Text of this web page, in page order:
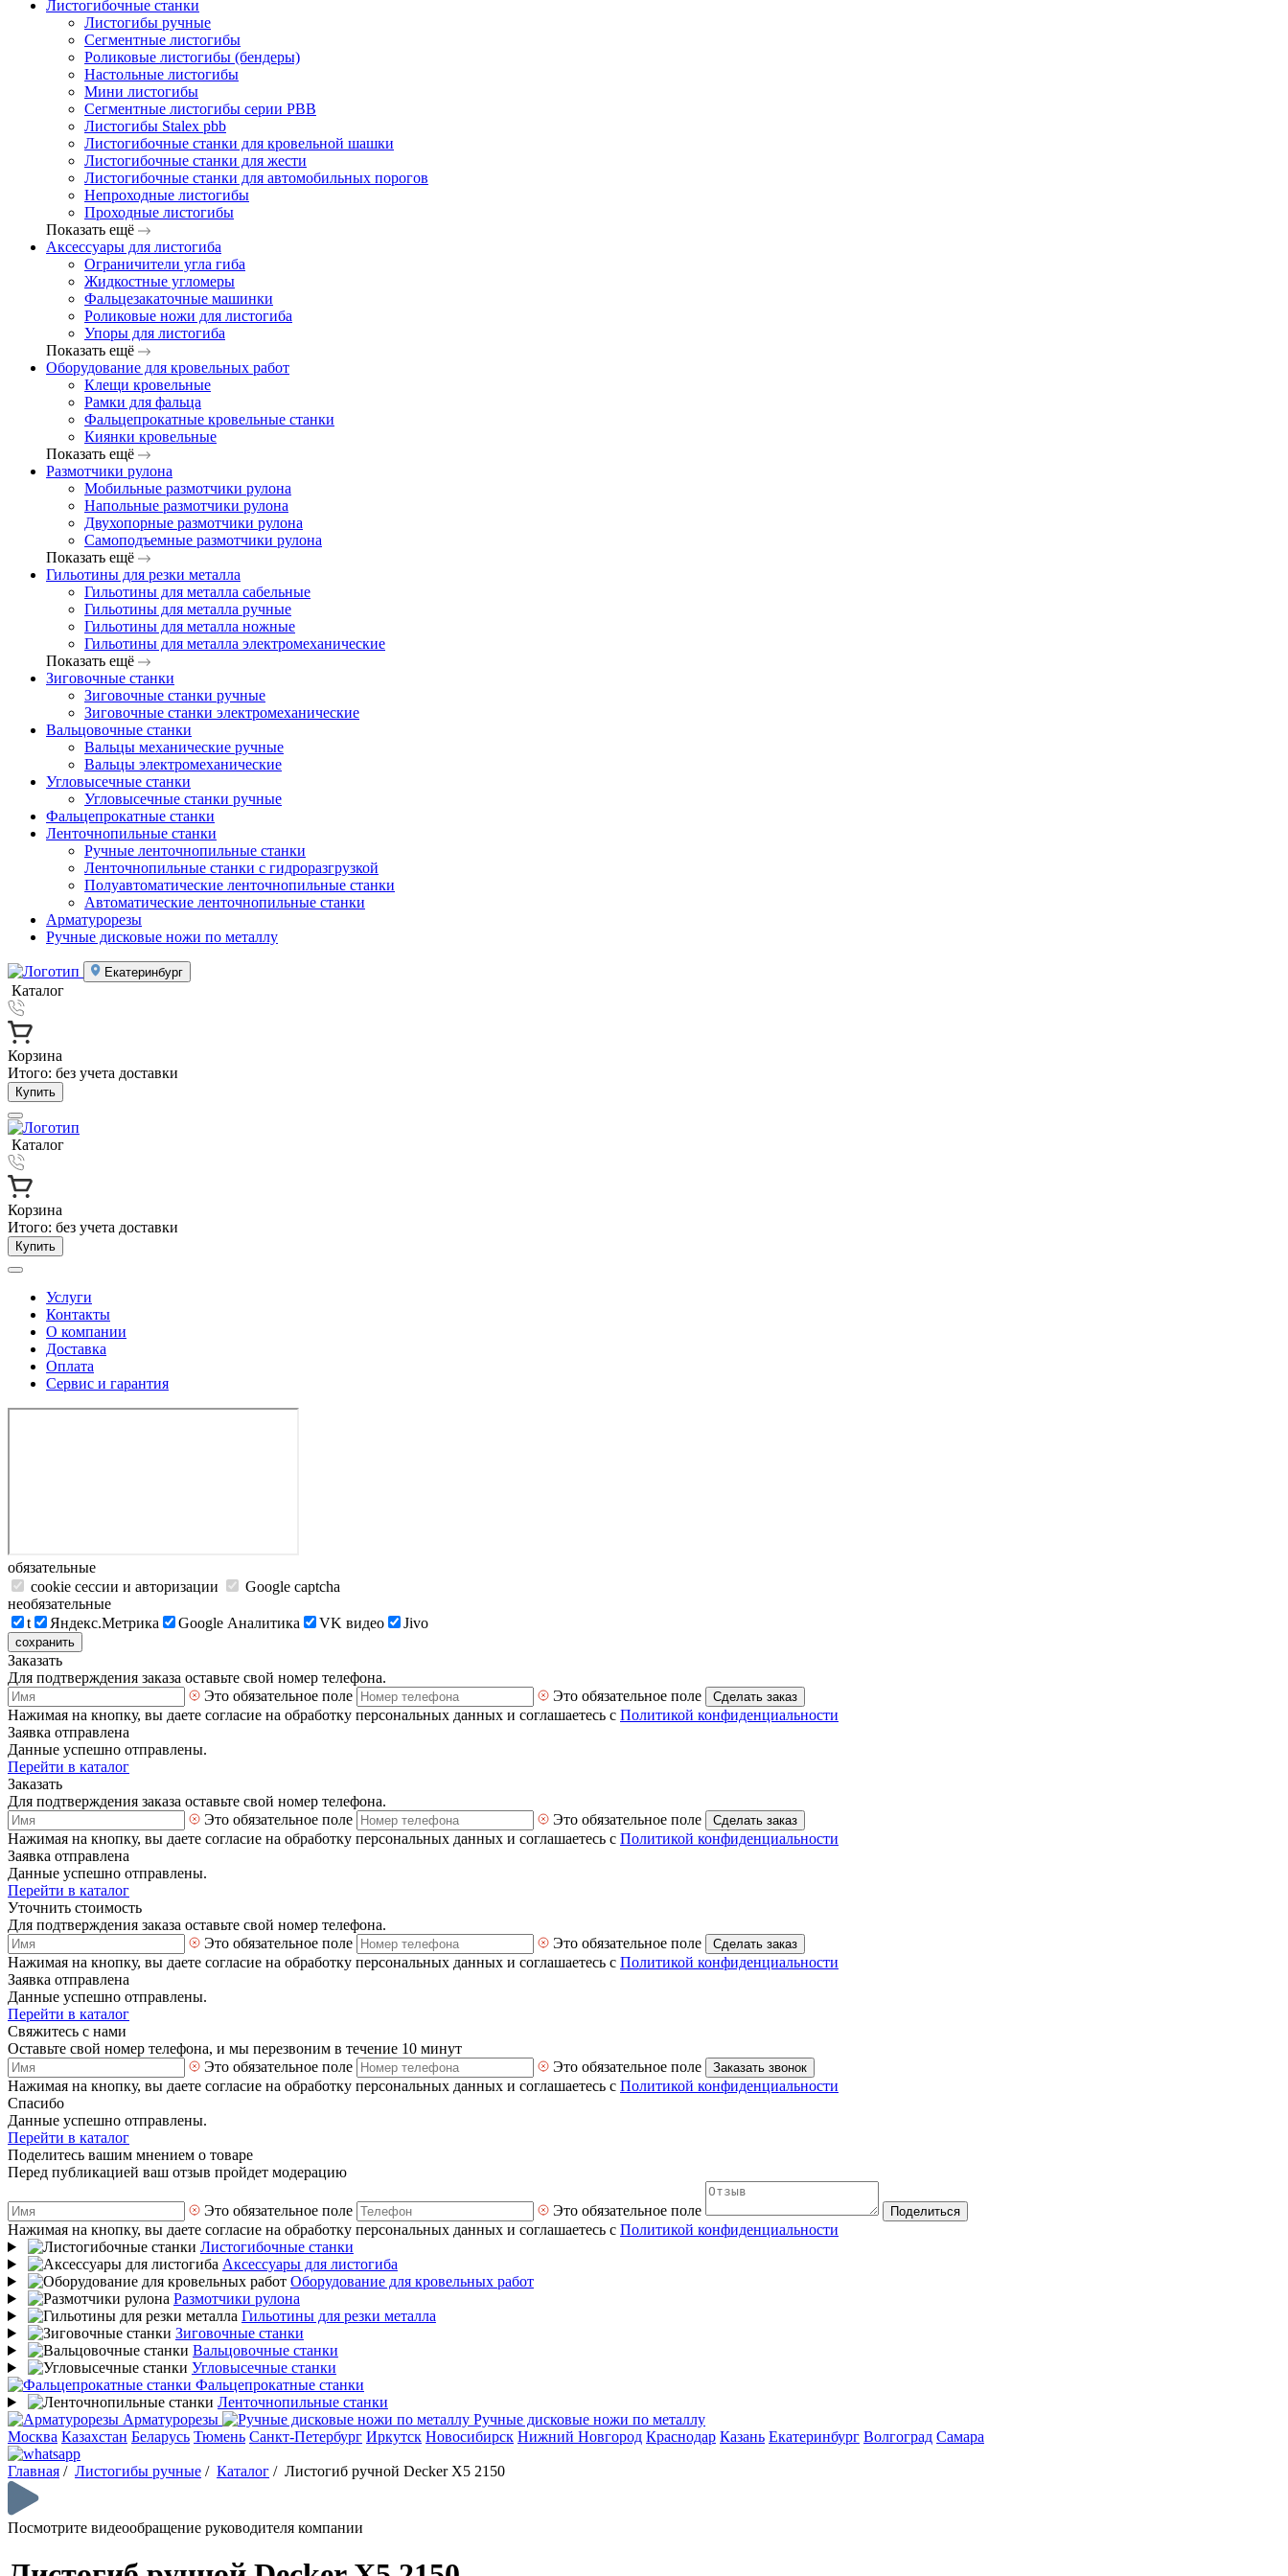
Листогибочные станки
Листогибы ручные
Сегментные листогибы
Роликовые листогибы (бендеры)
Настольные листогибы
Мини листогибы
Сегментные листогибы серии PBB
Листогибы Stalex pbb
Листогибочные станки для кровельной шашки
Листогибочные станки для жести
Листогибочные станки для автомобильных порогов
Непроходные листогибы
Проходные листогибы
Показать ещё
Аксессуары для листогиба
Ограничители угла гиба
Жидкостные угломеры
Фальцезакаточные машинки
Роликовые ножи для листогиба
Упоры для листогиба
Показать ещё
Оборудование для кровельных работ
Клещи кровельные
Рамки для фальца
Фальцепрокатные кровельные станки
Киянки кровельные
Показать ещё
Размотчики рулона
Мобильные размотчики рулона
Напольные размотчики рулона
Двухопорные размотчики рулона
Самоподъемные размотчики рулона
Показать ещё
Гильотины для резки металла
Гильотины для металла сабельные
Гильотины для металла ручные
Гильотины для металла ножные
Гильотины для металла электромеханические
Показать ещё
Зиговочные станки
Зиговочные станки ручные
Зиговочные станки электромеханические
Вальцовочные станки
Вальцы механические ручные
Вальцы электромеханические
Угловысечные станки
Угловысечные станки ручные
Фальцепрокатные станки
Ленточнопильные станки
Ручные ленточнопильные станки
Ленточнопильные станки с гидроразгрузкой
Полуавтоматические ленточнопильные станки
Автоматические ленточнопильные станки
Арматурорезы
Ручные дисковые ножи по металлу
Екатеринбург
Каталог
Корзина
Итого: без учета доставки
Купить
Каталог
Корзина
Итого: без учета доставки
Купить
Услуги
Контакты
О компании
Доставка
Оплата
Сервис и гарантия
обязательные
cookie сессии и авторизации
Google captcha
необязательные
t
Яндекс.Метрика Google Аналитика VK видео Jivo
сохранить
Заказать
Для подтверждения заказа оставьте свой номер телефона.
Это обязательное поле
Это обязательное поле Сделать заказ
Нажимая на кнопку, вы даете согласие на обработку персональных данных и соглашаетесь с Политикой конфиденциальности
Заявка отправлена
Данные успешно отправлены.
Перейти в каталог
Заказать
Для подтверждения заказа оставьте свой номер телефона.
Это обязательное поле
Это обязательное поле Сделать заказ
Нажимая на кнопку, вы даете согласие на обработку персональных данных и соглашаетесь с Политикой конфиденциальности
Заявка отправлена
Данные успешно отправлены.
Перейти в каталог
Уточнить стоимость
Для подтверждения заказа оставьте свой номер телефона.
Это обязательное поле
Это обязательное поле Сделать заказ
Нажимая на кнопку, вы даете согласие на обработку персональных данных и соглашаетесь с Политикой конфиденциальности
Заявка отправлена
Данные успешно отправлены.
Перейти в каталог
Свяжитесь с нами
Оставьте свой номер телефона, и мы перезвоним в течение 10 минут
Это обязательное поле
Это обязательное поле Заказать звонок
Нажимая на кнопку, вы даете согласие на обработку персональных данных и соглашаетесь с Политикой конфиденциальности
Спасибо
Данные успешно отправлены.
Перейти в каталог
Поделитесь вашим мнением о товаре
Перед публикацией ваш отзыв пройдет модерацию
Это обязательное поле Это обязательное поле Поделиться
Нажимая на кнопку, вы даете согласие на обработку персональных данных и соглашаетесь с Политикой конфиденциальности
Листогибочные станки
Аксессуары для листогиба
Оборудование для кровельных работ
Размотчики рулона
Гильотины для резки металла
Зиговочные станки
Вальцовочные станки
Угловысечные станки
Фальцепрокатные станки
Ленточнопильные станки
Арматурорезы
Ручные дисковые ножи по металлу
Москва Казахстан Беларусь Тюмень Санкт-Петербург Иркутск Новосибирск Нижний Новгород Краснодар Казань Екатеринбург Волгоград Самара
Главная / Листогибы ручные / Каталог / Листогиб ручной Decker X5 2150
Посмотрите видеообращение руководителя компании